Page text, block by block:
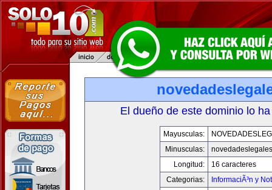
El dueño de este dominio lo
Mayusculas:
Minusculas:
Longitud:
16 caracteres
Categorias:
InformaciÃ³n y